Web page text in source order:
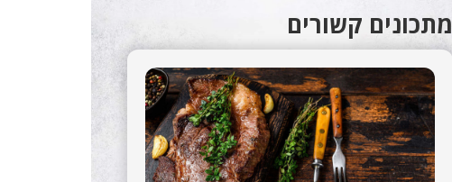
מתכונים קשורים